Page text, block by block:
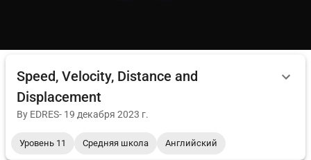
Speed, Velocity, Distance and
Displacement
By EDRES- 19 декабря 2023 г.
Уровень 11 Средняя школа Английский